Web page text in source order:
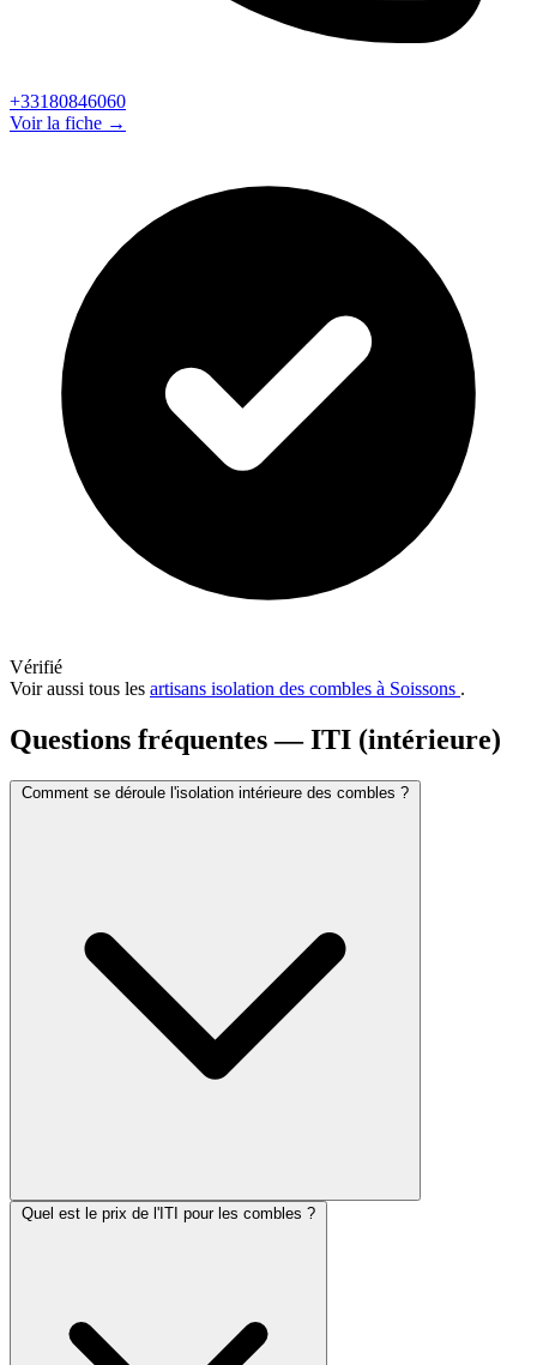
+33180846060
Voir la fiche →
Vérifié
Voir aussi tous les artisans isolation des combles à Soissons .
Questions fréquentes — ITI (intérieure)
Comment se déroule l'isolation intérieure des combles ?
Quel est le prix de l'ITI pour les combles ?